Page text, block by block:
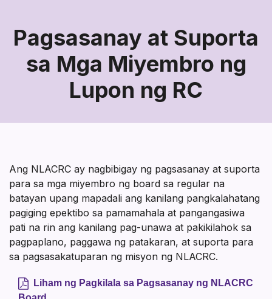
Pagsasanay at Suporta
sa Mga Miyembro ng
Lupon ng RC
Pagsasanay
at
Suporta
Mga
Miyembro
ng
Lupon
ng
RC
Ang NLACRC ay nagbibigay ng pagsasanay at suporta
para sa mga miyembro ng board sa regular na
batayan upang mapadali ang kanilang pangkalahatang
pagiging epektibo sa pamamahala at pangangasiwa
pati na rin ang kanilang pag-unawa at pakikilahok sa
pagpaplano, paggawa ng patakaran, at suporta para
sa pagsasakatuparan ng misyon ng NLACRC.
Liham ng Pagkilala sa Pagsasanay ng NLACRC